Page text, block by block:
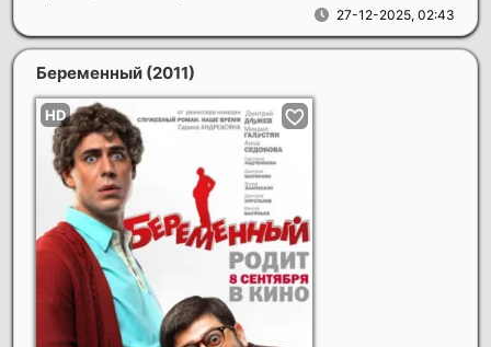
27-12-2025, 02:43
Беременный (2011)